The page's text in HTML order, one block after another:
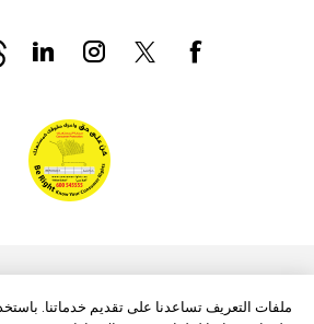
ملفات التعريف تساعدنا على تقديم خدماتنا.